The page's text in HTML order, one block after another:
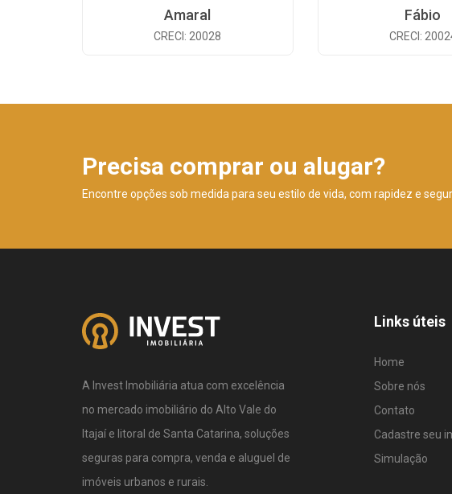
Amaral
CRECI: 20028
Fábio
CRECI:
Precisa comprar ou alugar?
Encontre opções sob medida para seu estilo de vida, com rapidez e
A Invest Imobiliária atua com excelência
no mercado imobiliário do Alto Vale do
Itajaí e litoral de Santa Catarina, soluções
seguras para compra, venda e aluguel de
imóveis urbanos e rurais.
Links úteis
Home
Sobre nós
Contato
Cadastre seu
Simulação